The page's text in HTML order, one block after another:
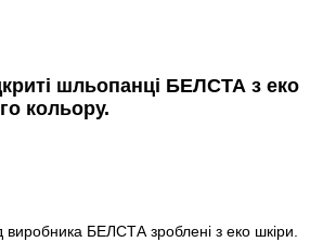
шльопанці БЕЛСТА з еко
кольору.
виробника БЕЛСТА зроблені з еко шкіри.